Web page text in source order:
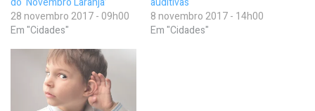
28 novembro 2017 - 09h00
Em "Cidades"
8 novembro 2017 - 14h00
Em "Cidades"